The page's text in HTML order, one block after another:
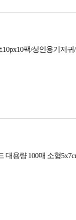
팩/성인용기저귀
대용량 100매 소형